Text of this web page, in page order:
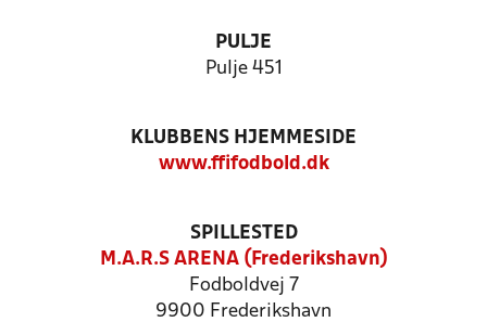
PULJE
Pulje 451
KLUBBENS HJEMMESIDE
www.ffifodbold.dk
SPILLESTED
M.A.R.S ARENA (Frederikshavn)
Fodboldvej 7
9900 Frederikshavn